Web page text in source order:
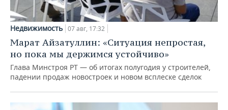
Недвижимость 07 авг, 17:32
Марат Айзатуллин: «Ситуация непростая,
но пока мы держимся устойчиво»
Глава Минстроя РТ — об итогах полугодия у строителей,
падении продаж новостроек и новом всплеске сделок